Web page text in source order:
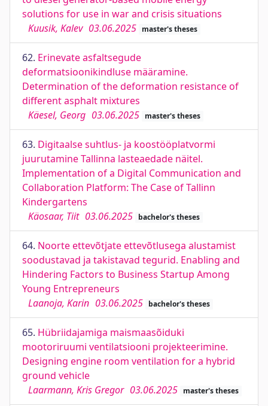
solutions for use in war and crisis situations
Kuusik, Kalev 03.06.2025 master's theses
62. Erinevate asfaltsegude
deformatsioonikindluse määramine.
Determination of the deformation resistance of
different asphalt mixtures
Käesel, Georg 03.06.2025 master's theses
63. Digitaalse suhtlus- ja koostööplatvormi
juurutamine Tallinna lasteaedade näitel.
Implementation of a Digital Communication and
Collaboration Platform: The Case of Tallinn
Kindergartens
Käosaar, Tiit 03.06.2025 bachelor's theses
64. Noorte ettevõtjate ettevõtlusega alustamist
soodustavad ja takistavad tegurid. Enabling and
Hindering Factors to Business Startup Among
Young Entrepreneurs
Laanoja, Karin 03.06.2025 bachelor's theses
65. Hübriidajamiga maismaasõiduki
mootoriruumi ventilatsiooni projekteerimine.
Designing engine room ventilation for a hybrid
ground vehicle
Laarmann, Kris Gregor 03.06.2025 master's theses